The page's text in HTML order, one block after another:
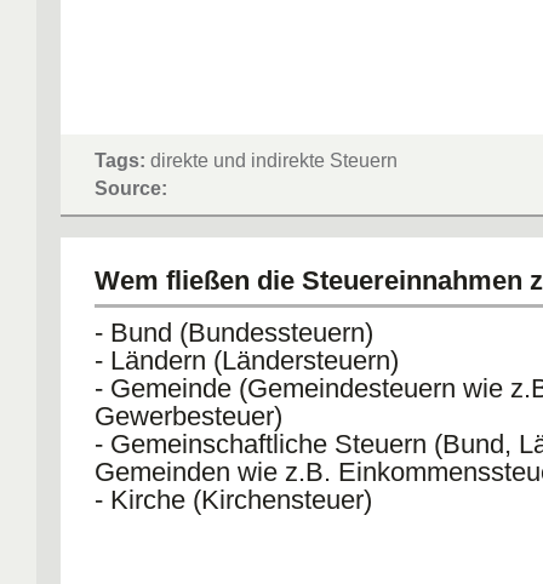
Tags: direkte und indirekte Steuern
Source:
Wem fließen die Steuereinnahmen
- Bund (Bundessteuern)
- Ländern (Ländersteuern)
- Gemeinde (Gemeindesteuern wie
Gewerbesteuer)
- Gemeinschaftliche Steuern (Bund,
Gemeinden wie z.B.
- Kirche (Kirchensteuer)